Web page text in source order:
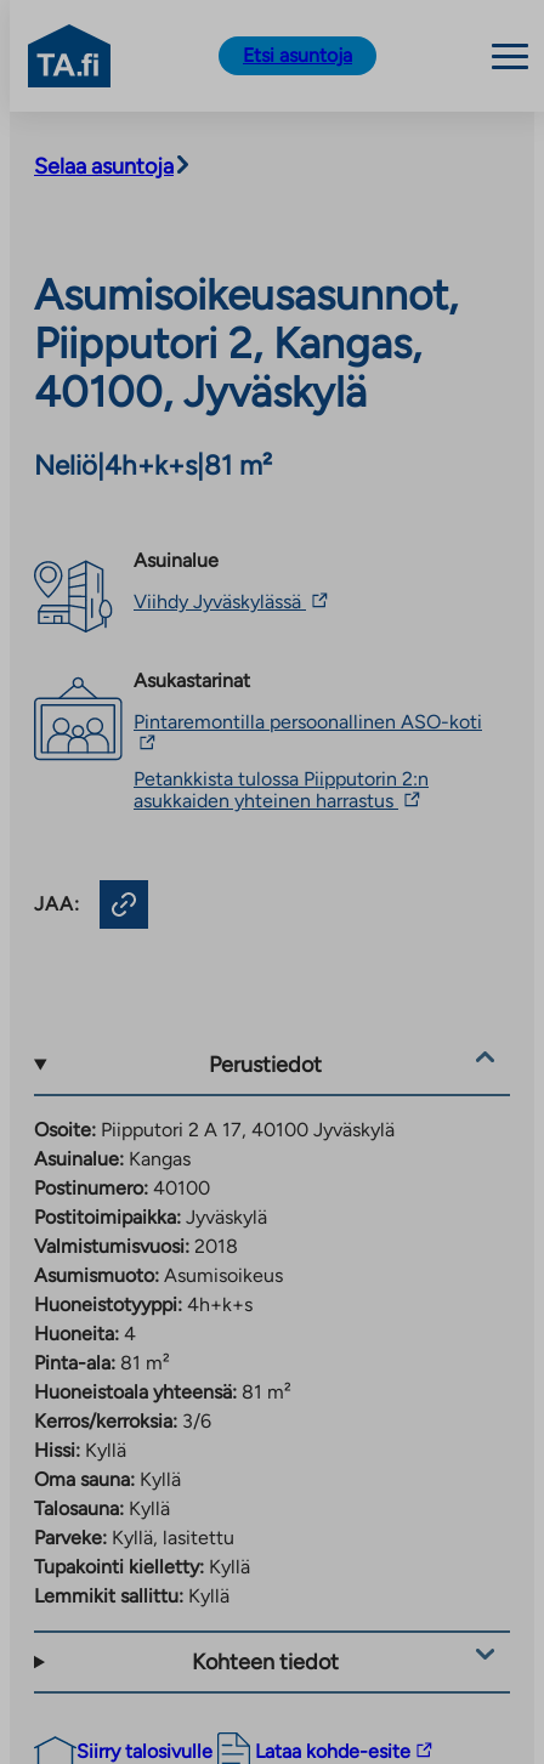
sisältöön
TA.fi
Etsi asuntoja
Selaa asuntoja
Asumisoikeusasunnot,
Piipputori 2, Kangas,
40100, Jyväskylä
Neliö 4h+k+s| 81 m²
Asuinalue
Viihdy Jyväskylässä Linkki
aukeaa
uuteen
Asukastarinat
Pintaremontilla persoonallinen ASO-koti
Petankkista tulossa Piipputorin 2:n
asukkaiden yhteinen harrastus Linkki
JAA:
Perustiedot
Osoite: Piipputori 2 A 17, 40100 Jyväskylä
Asuinalue: Kangas
Postinumero: 40100
Postitoimipaikka: Jyväskylä
Valmistumisvuosi: 2018
Asumismuoto: Asumisoikeus
Huoneistotyyppi: 4h+k+s
Huoneita: 4
Pinta-ala: 81 m²
Huoneistoala yhteensä: 81 m²
Kerros/kerroksia: 3/6
Hissi: Kyllä
Oma sauna: Kyllä
Talosauna: Kyllä
Parveke: Kyllä, lasitettu
Tupakointi kielletty: Kyllä
Lemmikit sallittu: Kyllä
Kohteen tiedot
Siirry talosivulle Lataa kohde-esite
Linkki